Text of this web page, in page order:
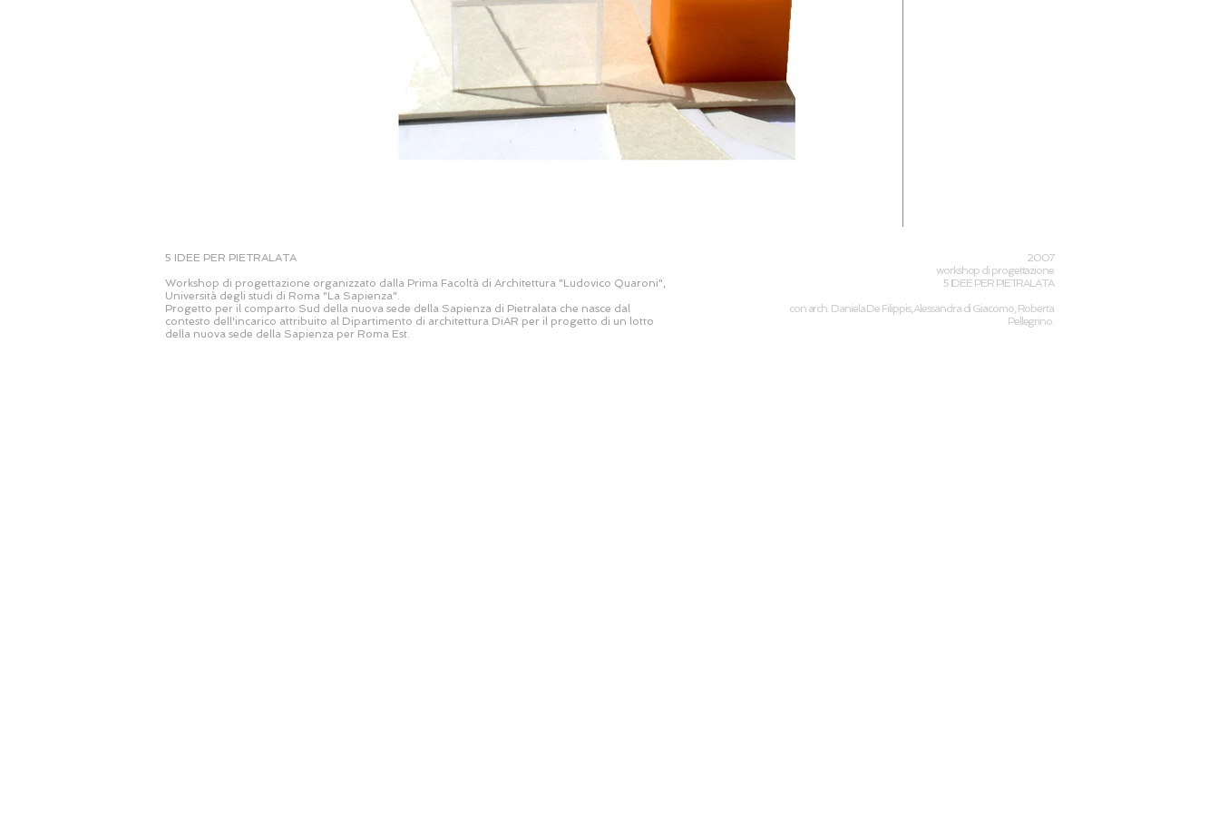
5 IDEE PER PIETRALATA
Workshop di progettazione organizzato dalla Prima Facoltà di Architettura "Ludovico Quaroni",
Università degli studi di Roma "La Sapienza".
Progetto per il comparto Sud della nuova sede della Sapienza di Pietralata che nasce dal
contesto dell'incarico attribuito al Dipartimento di architettura DiAR per il progetto di un lotto
della nuova sede della Sapienza per Roma Est.
2007
workshop di progettazione
5 IDEE PER PIETRALATA
con arch. Daniela De Filippis, Alessandra di Giacomo, Roberta
Pellegrino.